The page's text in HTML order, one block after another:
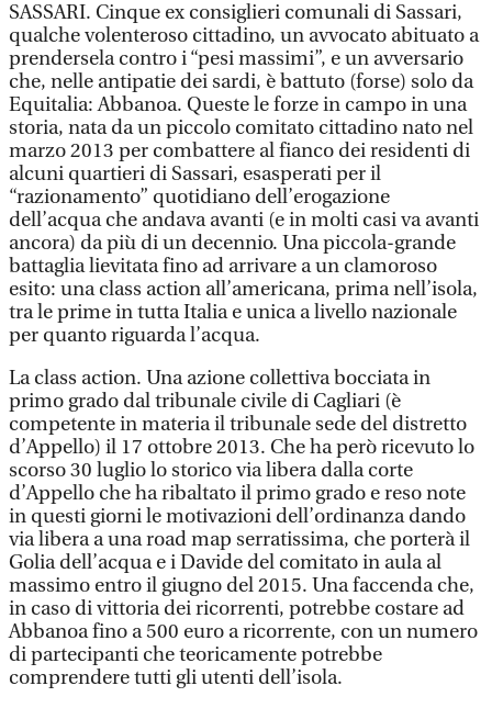
SASSARI. Cinque ex consiglieri comunali di Sassari,
qualche volenteroso cittadino, un avvocato abituato a
prendersela contro i “pesi massimi”, e un avversario
che, nelle antipatie dei sardi, è battuto (forse) solo da
Equitalia: Abbanoa. Queste le forze in campo in una
storia, nata da un piccolo comitato cittadino nato nel
marzo 2013 per combattere al fianco dei residenti di
alcuni quartieri di Sassari, esasperati per il
“razionamento” quotidiano dell’erogazione
dell’acqua che andava avanti (e in molti casi va avanti
ancora) da più di un decennio. Una piccola-grande
battaglia lievitata fino ad arrivare a un clamoroso
esito: una class action all’americana, prima nell’isola,
tra le prime in tutta Italia e unica a livello nazionale
per quanto riguarda l’acqua.
La class action. Una azione collettiva bocciata in
primo grado dal tribunale civile di Cagliari (è
competente in materia il tribunale sede del distretto
d’Appello) il 17 ottobre 2013. Che ha però ricevuto lo
scorso 30 luglio lo storico via libera dalla corte
d’Appello che ha ribaltato il primo grado e reso note
in questi giorni le motivazioni dell’ordinanza dando
via libera a una road map serratissima, che porterà il
Golia dell’acqua e i Davide del comitato in aula al
massimo entro il giugno del 2015. Una faccenda che,
in caso di vittoria dei ricorrenti, potrebbe costare ad
Abbanoa fino a 500 euro a ricorrente, con un numero
di partecipanti che teoricamente potrebbe
comprendere tutti gli utenti dell’isola.